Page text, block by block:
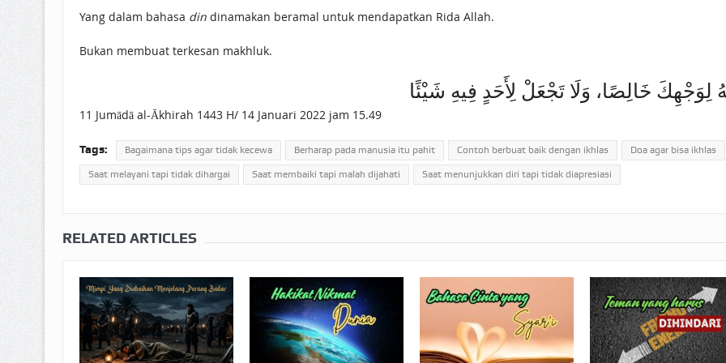
Yang dalam bahasa dindinamakan beramal untuk mendapatkan Rida Allah.
Bukan membuat terkesan makhluk.
خَالِصًا، وَلَا تَجْعَلْ لِأَحَدٍ فِيهِ شَيْئًا
11 Jumādā al-Ākhirah 1443 H/ 14 Januari 2022 jam 15.49
Tags: Bagaimana tips agar tidak kecewa Berharap pada manusia itu pahit Contoh berbuat baik dengan ikhlas Doa agar bisa ikhlas
Saat melayani tapi tidak dihargai Saat membaiki tapi malah dijahati Saat menunjukkan diri tapi tidak diapresiasi
RELATED ARTICLES